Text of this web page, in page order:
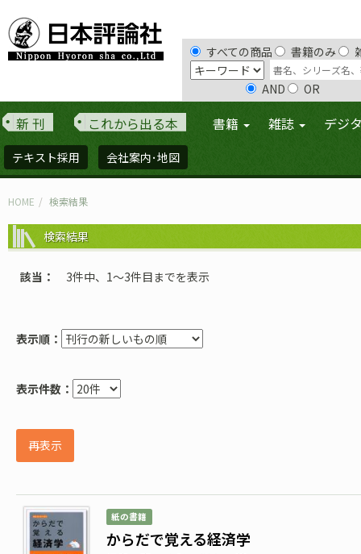
すべての商品 書籍のみ
AND OR
新 刊 これから出る本 書籍 雑誌 デジ
テキスト採用 会社案内･地図
HOME 検索結果
検索結果
該当 3件中、1〜3件目までを表示
表示順：
表示件数：
再表示
紙の書籍
からだで覚える経済学